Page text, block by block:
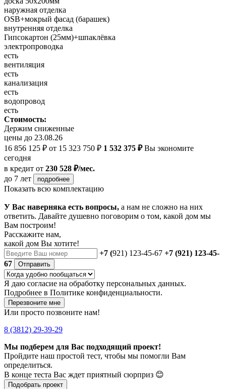
наружная отделка
OSB+мокрый фасад (барашек)
внутренняя отделка
Гипсокартон (25мм)+шпаклёвка
электропроводка
есть
вентиляция
есть
канализация
есть
водопровод
есть
Стоимость:
Держим сниженные
цены до 23.08.26
16 856 125 ₽ от 15 323 750 ₽ 1 532 375 ₽Вы экономите
сегодня
в кредит от 230 528 ₽/мес.
до 7 лет
подробнее
Показать всю комплектацию
У Вас наверняка есть вопросы, а нам не сложно на них
ответить. Давайте душевно поговорим о том, какой дом мы
Вам построим!
Расскажите нам,
какой дом Вы хотите!
+7 (921) 123-45-67 +7 (921) 123-45-
67
Отправить
Я даю согласие на обработку персональных данных.
Подробнее в Политике конфиденциальности.
Перезвоните мне
Или просто позвоните нам!
8 (3812) 29-39-29
Мы подберем для Вас подходящий проект!
Пройдите наш простой тест, чтобы мы помогли Вам
определиться.
В конце теста Вас ждет приятный сюрприз 😊
Подобрать проект